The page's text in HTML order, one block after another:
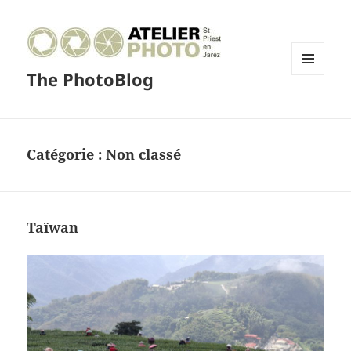
The PhotoBlog
Catégorie :Non classé
Taïwan